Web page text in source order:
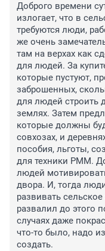
Доброго времени
излогает, что в
требуются люди,
же очень
там на верхах как
для людей. За
которые пустуют,
заброшенных,
для людей строить
землях. Затем
которые должны
совхозах, и
пособия, льготы,
для техники РММ.
людей
двора. И, тогда
развивать
развалил до этого
случаях даже
что-то было, надо
создать.